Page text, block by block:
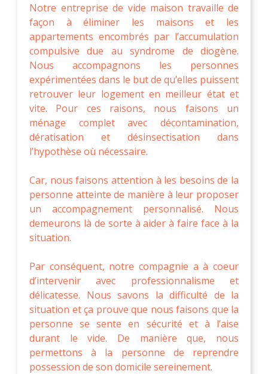
Notre entreprise de vide maison travaille de
façon à éliminer les maisons et les
appartements encombrés par l’accumulation
compulsive due au syndrome de diogène.
Nous accompagnons les personnes
expérimentées dans le but de qu’elles puissent
retrouver leur logement en meilleur état et
vite. Pour ces raisons, nous faisons un
ménage complet avec décontamination,
dératisation et désinsectisation dans
l’hypothèse où nécessaire.
Car, nous faisons attention à les besoins de la
personne atteinte de manière à leur proposer
un accompagnement personnalisé. Nous
demeurons là de sorte à aider à faire face à la
situation.
Par conséquent, notre compagnie a à coeur
d’intervenir avec professionnalisme et
délicatesse. Nous savons la difficulté de la
situation et ça prouve que nous faisons que la
personne se sente en sécurité et à l’aise
durant le vide. De manière que, nous
permettons à la personne de reprendre
possession de son domicile sereinement.